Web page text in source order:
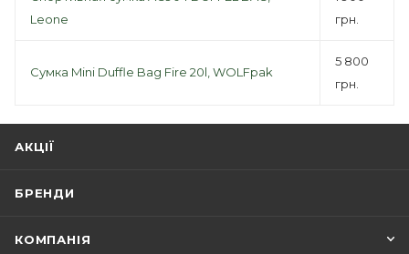
Leone
грн.
Сумка Mini Duffle Bag Fire 20l, WOLFpak
5 800
грн.
АКЦІЇ
БРЕНДИ
КОМПАНІЯ